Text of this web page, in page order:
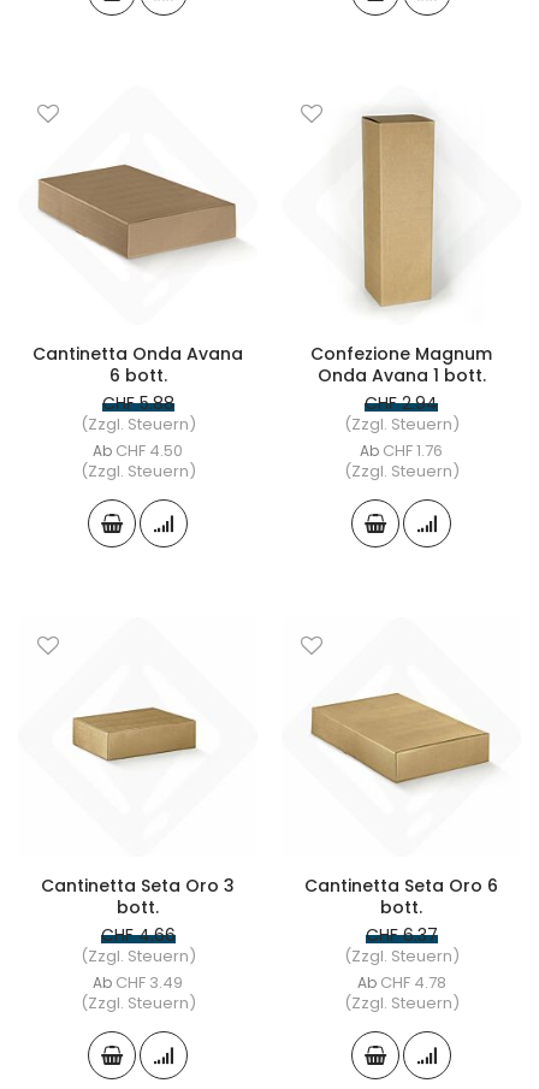
Cantinetta Onda Avana
6 bott.
CHF 5.88
(Zzgl. Steuern)
Ab CHF 4.50
(Zzgl. Steuern)
Confezione Magnum
Onda Avana 1 bott.
CHF 2.94
(Zzgl. Steuern)
Ab CHF 1.76
(Zzgl. Steuern)
Cantinetta Seta Oro 3
bott.
CHF 4.66
(Zzgl. Steuern)
Ab CHF 3.49
(Zzgl. Steuern)
Cantinetta Seta Oro 6
bott.
CHF 6.37
(Zzgl. Steuern)
Ab CHF 4.78
(Zzgl. Steuern)